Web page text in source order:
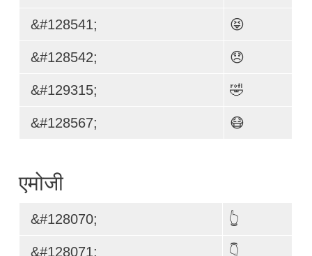
&#128541; 😝
&#128542; 😞
&#129315; 🤣
&#128567; 😷
एमोजी
&#128070; 👆
&#128071; 👇